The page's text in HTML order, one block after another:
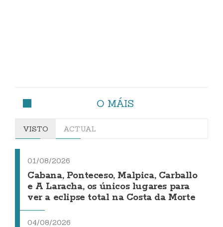
O MÁIS
VISTO ACTUAL
01/08/2026
Cabana, Ponteceso, Malpica, Carballo
e A Laracha, os únicos lugares para
ver a eclipse total na Costa da Morte
04/08/2026